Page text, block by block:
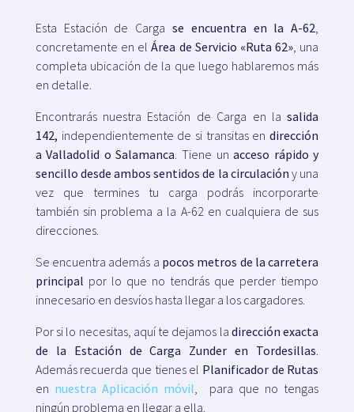
Esta Estación de Carga se encuentra en la A-62
concretamente en elÁrea de Servicio «Ruta 62» , una
completa ubicación de la que luego hablaremos más
en detalle.
Encontrarás nuestra Estación de Carga en lasalida
142, independientemente de si transitas endirección
a Valladolid o Salamanca . Tiene unacceso rápido y
sencillo desde ambos sentidos de la circulación y una
vez que termines tu carga podrás incorporarte
también sin problema a la A-62 en cualquiera de sus
direcciones.
Se encuentra además a pocos metros de la carretera
principal por lo que no tendrás que perder tiempo
innecesario en desvíos hasta llegar a los cargadores.
Por si lo necesitas, aquí te dejamos la dirección exacta
de la Estación de Carga Zunder en Tordesillas
Además recuerda que tienes el Planificador de Rutas
en nuestra Aplicación móvil , para que no tengas
ningún problema en llegar a ella.